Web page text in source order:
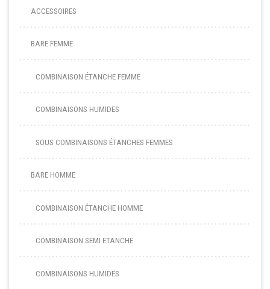
ACCESSOIRES
BARE FEMME
COMBINAISON ÉTANCHE FEMME
COMBINAISONS HUMIDES
SOUS COMBINAISONS ÉTANCHES FEMMES
BARE HOMME
COMBINAISON ÉTANCHE HOMME
COMBINAISON SEMI ETANCHE
COMBINAISONS HUMIDES